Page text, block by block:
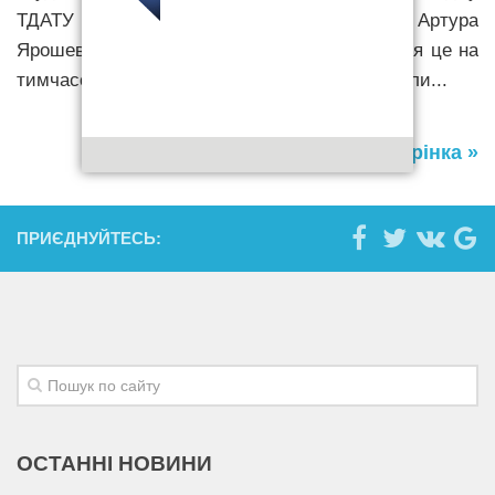
ТДАТУ ім. Дмитра Моторного – Артура
Ярошевського, пише РБК-Україна. «Відбулося це на
тимчасово окупованій території. Вони прийшли...
Наступна сторінка »
ПРИЄДНУЙТЕСЬ:
ОСТАННІ НОВИНИ